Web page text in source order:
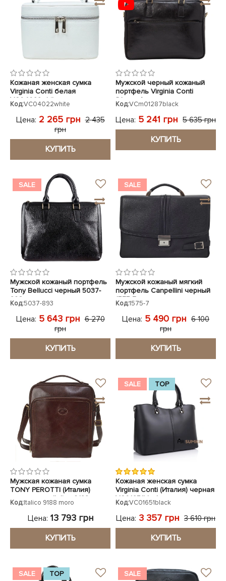
Кожаная женская сумка
Virginia Conti белая
VC04022white
Код:VC04022white
Цена: 2 265 грн 2 435
грн
КУПИТЬ
Мужской черный кожаный
портфель Virginia Conti
(Италия)
Код:VCm01287black
Цена: 5 241 грн 5 635 грн
КУПИТЬ
SALE
Мужской кожаный портфель
Tony Bellucci черный 5037-
893
Код:5037-893
Цена: 5 643 грн 6 270
грн
КУПИТЬ
SALE
Мужской кожаный мягкий
портфель Canpellini черный
1575-7
Код:1575-7
Цена: 5 490 грн 6 100
грн
КУПИТЬ
Мужская кожаная сумка
TONY PEROTTI (Италия)
коричневая Italico 9188 moro
Код:Italico 9188 moro
Цена: 13 793 грн
КУПИТЬ
SALE TOP
Кожаная женская сумка
Virginia Conti (Италия) черная
VC01651black
Код:VC01651black
Цена: 3 357 грн 3 610 грн
КУПИТЬ
SALE TOP SALE